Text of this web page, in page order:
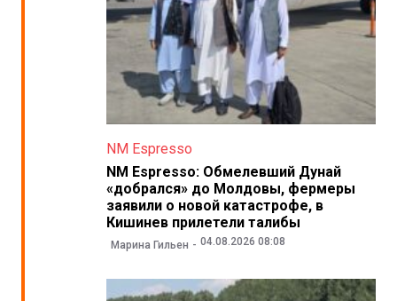
NM Espresso
NM Espresso: Обмелевший Дунай
«добрался» до Молдовы, фермеры
заявили о новой катастрофе, в
Кишинев прилетели талибы
Марина Гильен 04.08.2026 08:08